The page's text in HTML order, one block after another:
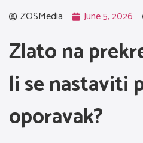
ZOSMedia June 5, 2026
Zlato na
li se nastaviti
oporavak?